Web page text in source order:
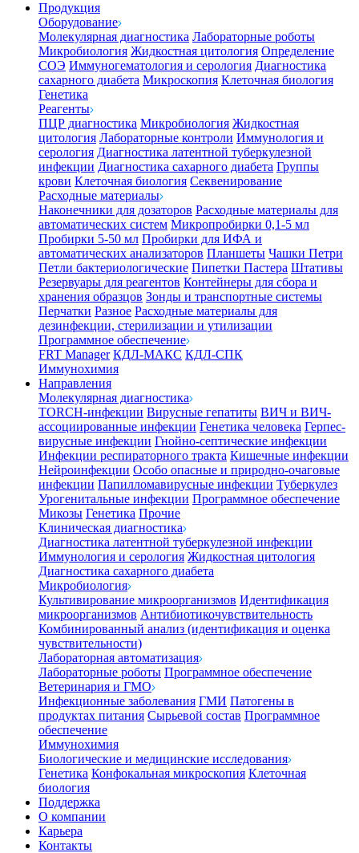
Продукция
Оборудование
Молекулярная диагностика Лабораторные роботы
Микробиология Жидкостная цитология Определение
СОЭ Иммуногематология и серология Диагностика
сахарного диабета Микроскопия Клеточная биология
Генетика
Реагенты
ПЦР диагностика Микробиология Жидкостная
цитология Лабораторные контроли Иммунология и
серология Диагностика латентной туберкулезной
инфекции Диагностика сахарного диабета Группы
крови Клеточная биология Секвенирование
Расходные материалы
Наконечники для дозаторов Расходные материалы для
автоматических систем Микропробирки 0,1-5 мл
Пробирки 5-50 мл Пробирки для ИФА и
автоматических анализаторов Планшеты Чашки Петри
Петли бактериологические Пипетки Пастера Штативы
Резервуары для реагентов Контейнеры для сбора и
хранения образцов Зонды и транспортные системы
Перчатки Разное Расходные материалы для
дезинфекции, стерилизации и утилизации
Программное обеспечение
FRT Manager КДЛ-МАКС КДЛ-СПК
Иммунохимия
Направления
Молекулярная диагностика
TORCH-инфекции Вирусные гепатиты ВИЧ и ВИЧ-
ассоциированные инфекции Генетика человека Герпес-
вирусные инфекции Гнойно-септические инфекции
Инфекции респираторного тракта Кишечные инфекции
Нейроинфекции Особо опасные и природно-очаговые
инфекции Папилломавирусные инфекции Туберкулез
Урогенитальные инфекции Программное обеспечение
Микозы Генетика Прочие
Клиническая диагностика
Диагностика латентной туберкулезной инфекции
Иммунология и серология Жидкостная цитология
Диагностика сахарного диабета
Микробиология
Культивирование микроорганизмов Идентификация
микроорганизмов Антибиотикочувствительность
Комбинированный анализ (идентификация и оценка
чувствительности)
Лабораторная автоматизация
Лабораторные роботы Программное обеспечение
Ветеринария и ГМО
Инфекционные заболевания ГМИ Патогены в
продуктах питания Сырьевой состав Программное
обеспечение
Иммунохимия
Биологические и медицинские исследования
Генетика Конфокальная микроскопия Клеточная
биология
Поддержка
О компании
Карьера
Контакты